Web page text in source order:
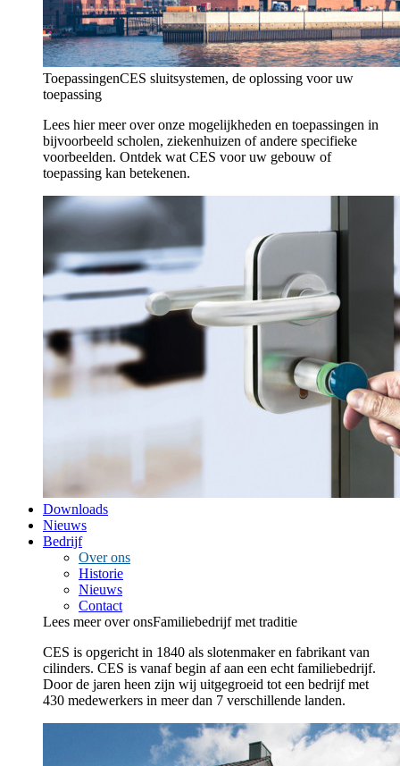
ToepassingenCES sluitsystemen, de oplossing voor uw
toepassing
Lees hier meer over onze mogelijkheden en toepassingen in
bijvoorbeeld scholen, ziekenhuizen of andere specifieke
voorbeelden. Ontdek wat CES voor uw gebouw of
toepassing kan betekenen.
Downloads
Nieuws
Bedrijf
Over ons
Historie
Nieuws
Contact
Lees meer over onsFamiliebedrijf met traditie
CES is opgericht in 1840 als slotenmaker en fabrikant van
cilinders. CES is vanaf begin af aan een echt familiebedrijf.
Door de jaren heen zijn wij uitgegroeid tot een bedrijf met
430 medewerkers in meer dan 7 verschillende landen.